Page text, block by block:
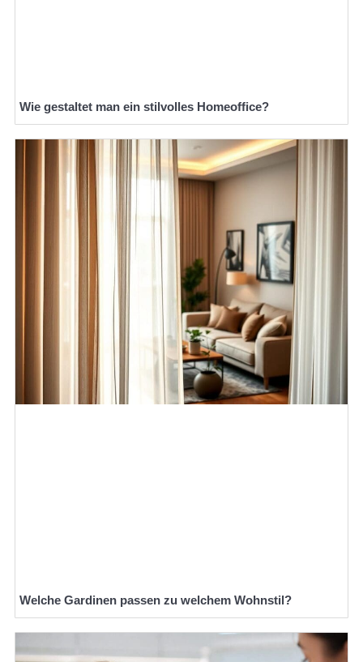
Wie gestaltet man ein stilvolles Homeoffice?
Welche Gardinen passen zu welchem Wohnstil?